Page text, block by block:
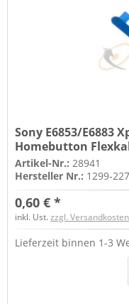
Sony E6853/E6883
Homebutton
Artikel-Nr.: 28941
Hersteller Nr.: 1299-
0,60 € *
inkl. Ust.zzgl. Versandkosten
Lieferzeit binnen 1-3